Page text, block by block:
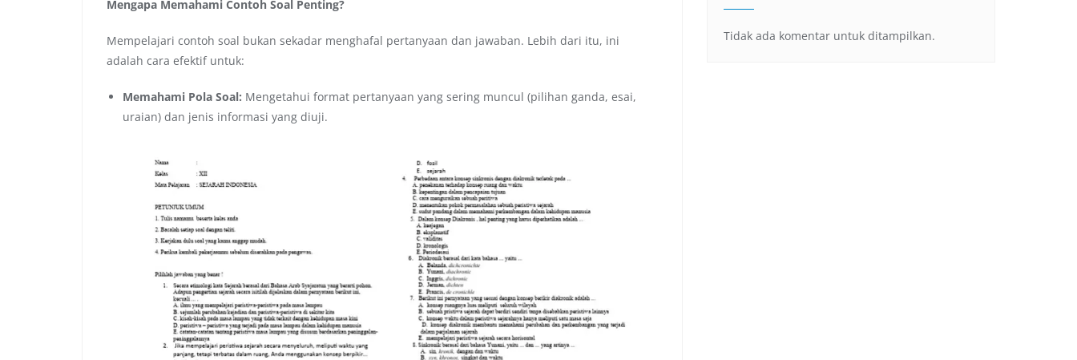
Mengapa Memahami Contoh Soal Penting?
Mempelajari contoh soal bukan sekadar menghafal pertanyaan dan jawaban. Lebih dari itu, ini
adalah cara efektif untuk:
Memahami Pola Soal: Mengetahui format pertanyaan yang sering muncul (pilihan ganda, esai,
uraian) dan jenis informasi yang diuji.
Tidak ada komentar untuk ditampilkan.